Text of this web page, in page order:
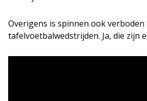
Overigens is spinnen ook verboden
tafelvoetbalwedstrijden. Ja, die zijn